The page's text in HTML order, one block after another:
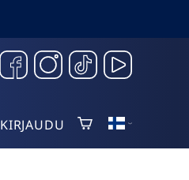
KIRJAUDU